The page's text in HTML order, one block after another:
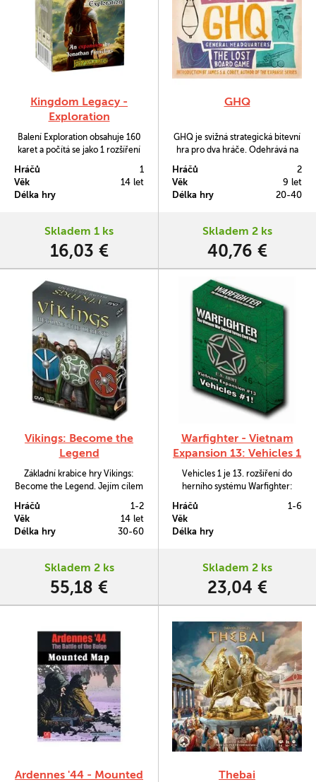
Kingdom Legacy -
Exploration
Balení Exploration obsahuje 160
karet a počítá se jako 1 rozšíření
Kingdom Legacy (vyšlo též česky
jako Králův odkaz), protože k
objevení je skrze něj skutečně
Hráčů
1
Věk
14 let
Délka hry
Skladem 1 ks
16,03 €
GHQ
GHQ je svižná strategická bitevní
hra pro dva hráče. Odehrává na
polí. Hráči v ní ovládají pěchotu,
obrněná vozidla, artilérii i mocné
regimenty letectva a to tak, aby
nepřátelskou základnu.
Hráčů
2
Věk
9 let
Délka hry
20-40
Skladem 2 ks
40,76 €
Vikings: Become the
Legend
Základní krabice hry Vikings:
Become the Legend. Jejím cílem
jak v jednom hráči, tak
kompetetivně ve dvou.
Hráčů
1-2
Věk
14 let
Délka hry
30-60
Skladem 2 ks
55,18 €
Warfighter - Vietnam
Expansion 13: Vehicles 1
Vehicles 1 je 13. rozšíření do
herního systému Warfighter:
Verssen Games. Do hry přináší
nový taktický element, což jsou
další vojenská vozidla a
hluboké džungli.
Hráčů
1-6
Věk
Délka hry
Skladem 2 ks
23,04 €
Ardennes '44 - Mounted
Thebai